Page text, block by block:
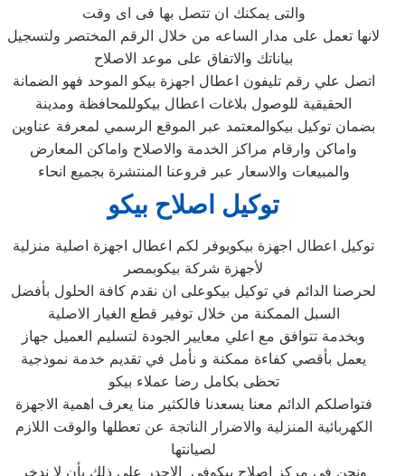
والتى يمكنك ان تتصل بها فى اى وقت
لانها تعمل على مدار الساعه من خلال الرقم المختصر ولتسجيل
بياناتك والاتفاق على موعد الاصلاح
اتصل علي رقم تليفون اعطال اجهزة بيكو الموحد فهو الضمانة
الحقيقية للوصول بلاغات اعطال بيكوللمحافظة ومدينة
بضمان توكيل بيكوالمعتمد عبر الموقع الرسمي لمعرفة عناوين
واماكن وارقام مراكز الخدمة والاصلاح واماكن المعارض
والمبيعات والاسعار عبر فروعنا المنتشرة بجميع انحاء
توكيل اصلاح بيكو
توكيل اعطال اجهزة بيكويوفر لكم اعطال اجهزة اصلية منزلية
لأجهزة شركة بيكوبمصر
لحرصنا الدائم في توكيل بيكوعلى ان نقدم كافة الحلول بأفضل
السبل الممكنة من خلال توفير قطع الغيار الاصلية
وبخدمة تتوافق مع اعلي معايير الجودة لتسليم العميل جهاز
يعمل بأقصي كفاءة ممكنة و نأمل في تقديم خدمة نموذجية
تحظى بكامل رضا عملاء بيكو
فتواصلكم الدائم معنا يسعدنا فالكثير منا يعرف اهمية الاجهزة
الكهربائية المنزلية والاضرار الناتجة عن تعطلها والوقت اللازم
لصيانتها
ونحن في مركز اصلاح بيكوفي الاجدر على ذلك بأن لا ندخر